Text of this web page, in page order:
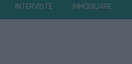
INTERVISTE IMMOBILIARE